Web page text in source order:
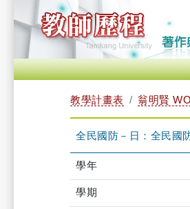
教學計畫表 翁明賢
全民國防－日：全民國
學年
學期